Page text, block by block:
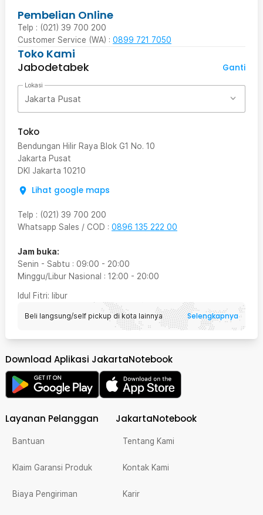
Pembelian Online
Telp : (021) 39 700 200
Customer Service (WA) : 0899 721 7050
Toko Kami
Jabodetabek
Ganti
Lokasi
Jakarta Pusat
Toko
Bendungan Hilir Raya Blok G1 No. 10
Jakarta Pusat
DKI Jakarta 10210
Lihat google maps
Telp : (021) 39 700 200
Whatsapp Sales / COD : 0896 135 222 00
Jam buka:
Senin - Sabtu : 09:00 - 20:00
Minggu/Libur Nasional : 12:00 - 20:00
Idul Fitri: libur
Beli langsung/self pickup di kota lainnya Selengkapnya
Download Aplikasi JakartaNotebook
Layanan Pelanggan
Bantuan
Klaim Garansi Produk
Biaya Pengiriman
JakartaNotebook
Tentang Kami
Kontak Kami
Karir